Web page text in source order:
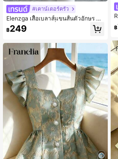
#เคาน์เตอร์ครัว
Elenzga เสื้อเบลาส์แขนสั้นตัวอักษร A-
Line ผู้หญิง สไตล์ฝรั่งเศสสง่างาม การพั
กผ่อน และ ทำงาน สีพื้น คอสแควร์ ระบ
฿249 ฿